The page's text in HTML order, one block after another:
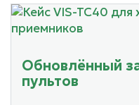
Обновлённый
пультов